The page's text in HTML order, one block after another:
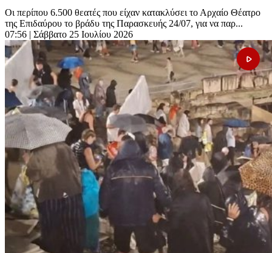
Οι περίπου 6.500 θεατές που είχαν κατακλύσει το Αρχαίο Θέατρο
της Επιδαύρου το βράδυ της Παρασκευής 24/07, για να παρ...
07:56 | Σάββατο 25 Ιουλίου 2026